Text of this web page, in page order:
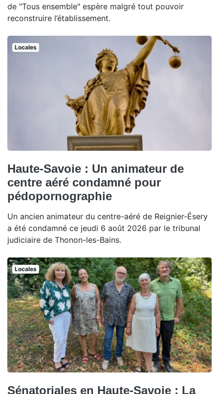
de "Tous ensemble" espère malgré tout pouvoir
reconstruire l’établissement.
Locales
Haute-Savoie : Un animateur de
centre aéré condamné pour
pédopornographie
Un ancien animateur du centre-aéré de Reignier-Ésery
a été condamné ce jeudi 6 août 2026 par le tribunal
judiciaire de Thonon-les-Bains.
Locales
Sénatoriales en Haute-Savoie : La